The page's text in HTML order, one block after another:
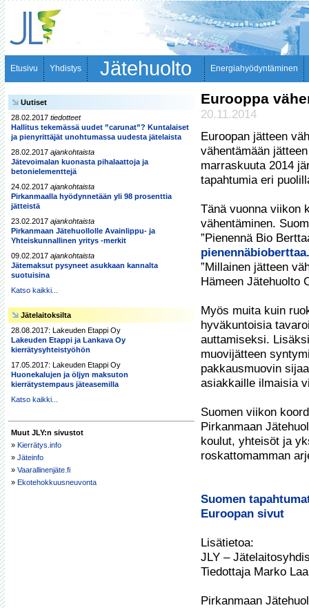
Etusivu Yhdistys Jätehuolto Energiahyödyntäminen
Uutiset
28.02.2017 tiedotteet
Hallitus tekemässä uudet ”carunat”? Kuntalaiset
ja pienyrittäjät unohtumassa uudesta jätelaista
28.02.2017 ajankohtaista
Jätevoimalan kuonasta pihalaattoja ja
betonielementtejä
24.02.2017 ajankohtaista
Pirkanmaalla hyödynnetään yli 98 prosenttia
jätteistä
23.02.2017 ajankohtaista
Pirkanmaan Jätehuollolle Avainlippu- ja
Yhteiskunnallinen yritys -merkit
09.02.2017 ajankohtaista
Jätemaksut pysyneet asukkaan kannalta
suotuisina
Katso kaikki...
Jätelaitoksilta
28.08.2017: Lakeuden Etappi Oy
Lakeuden Etappi ja Lankava Oy
kierrätysyhteistyöhön
17.05.2017: Lakeuden Etappi Oy
Huonekalujen ja öljyn maksuton
kierrätystempaus jäteasemilla
Katso kaikki...
Muut JLY:n sivustot
» Kierrätys.info
» Jäteinfo
» Vaarallinenjäte.fi
» Ekotehokkuusneuvonta
Eurooppa
20.11.2014
Euroopan jätteen
vähentämään
marraskuuta 2014
tapahtumia eri
Tänä vuonna viikon
vähentäminen.
”Millainen jätteen
Hämeen Jätehuolto
Myös muita kuin
hyväkuntoisia
auttamiseksi.
muovijätteen
pakkausmuovin
asiakkaille ilmaisia
Suomen viikon
Pirkanmaan
koulut, yhteisöt ja
roskattomamman
Suomen
Euroopan sivut
Lisätietoa:
JLY –
Tiedottaja Marko
Pirkanmaan